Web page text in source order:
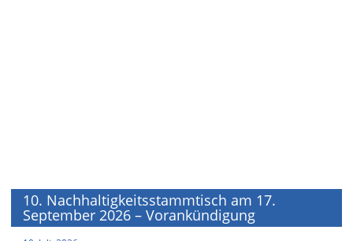
10. Nachhaltigkeitsstammtisch am 17.
September 2026 – Vorankündigung